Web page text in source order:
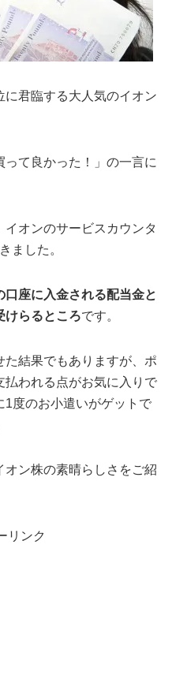
君臨する大人気のイオン
て良かった！」の一言に
オンのサービスカウンタ
ました。
口座に入金される配当金と
けらるところです。
結果でもありますが、ポ
払われる点がお気に入りで
1度のお小遣いがゲットで
ン株の素晴らしさをご紹
リンク